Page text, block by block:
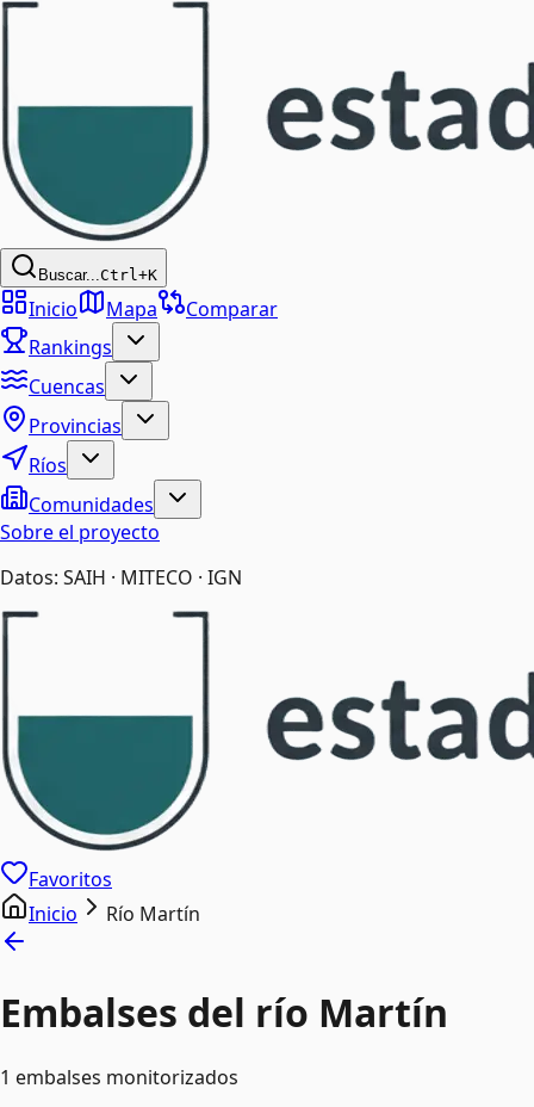
Buscar...Ctrl+K
Inicio Mapa
Comparar
Rankings
Cuencas
Provincias
Ríos
Comunidades
Sobre el proyecto
Datos: SAIH · MITECO · IGN
Favoritos
Inicio
Río Martín
Embalses del río Martín
1 embalses monitorizados